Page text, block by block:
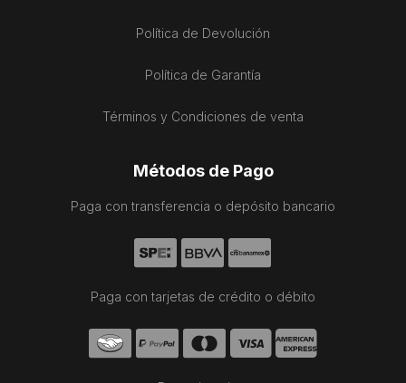
Política de Devolución
Política de Garantía
Términos y Condiciones de venta
Métodos de Pago
Paga con transferencia o depósito bancario
Paga con tarjetas de crédito o débito